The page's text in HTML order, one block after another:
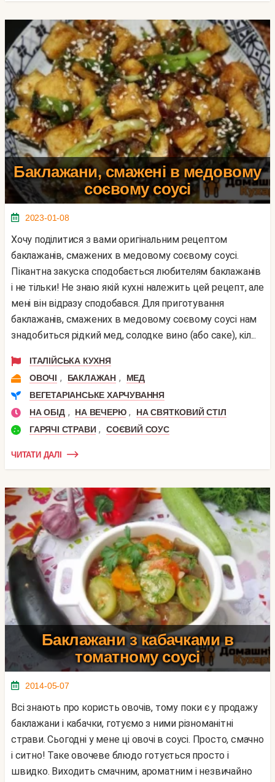
Баклажани, смажені в медовому
соєвому соусі
2023-01-08
Хочу поділитися з вами оригінальним рецептом
баклажанів, смажених в медовому соєвому соусі.
Пікантна закуска сподобається любителям баклажанів
і не тільки! Не знаю якій кухні належить цей рецепт, але
мені він відразу сподобався. Для приготування
баклажанів, смажених в медовому соєвому соусі нам
знадобиться рідкий мед, солодке вино (або саке), кіл...
ІТАЛІЙСЬКА КУХНЯ
ОВОЧІ , БАКЛАЖАН ,
МЕД
ВЕГЕТАРІАНСЬКЕ ХАРЧУВАННЯ
НА ОБІД , НА ВЕЧЕРЮ ,
НА СВЯТКОВИЙ СТІЛ
ГАРЯЧІ СТРАВИ , СОЄВИЙ СОУС
ЧИТАТИ ДАЛІ
Баклажани з кабачками в
томатному соусі
2014-05-07
Всі знають про користь овочів, тому поки є у продажу
баклажани і кабачки, готуємо з ними різноманітні
страви. Сьогодні у мене ці овочі в соусі. Просто, смачно
і ситно! Таке овочеве блюдо готується просто і
швидко. Виходить смачним, ароматним і незвичайно